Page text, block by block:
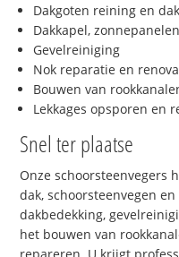
Dakgoten reining en
Dakkapel,
Gevelreiniging
Nok reparatie en
Bouwen van
Lekkages opsporen en
Snel ter plaatse
Onze schoorsteenvegers
dak, schoorsteenvegen
dakbedekking,
het bouwen van